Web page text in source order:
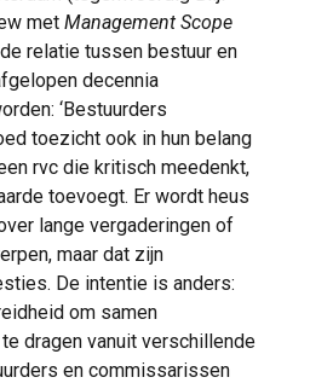
te plaatsen. De
blijft belangrijk, maar er
op de adviesrol komen te
interview hield ze een
doorstroming in de rvc:
samenstelling van de
zou moeten
zo snel verandert.
een kwart van je
maximaal vier jaar
en daarna vervangen. Dan
expertise inbrengen die
is.’
met Management Scope
relatie tussen bestuur en
decennia
‘Bestuurders
toezicht ook in hun belang
rvc die kritisch meedenkt,
toevoegt. Er wordt heus
lange vergaderingen of
maar dat zijn
De intentie is anders:
om samen
dragen vanuit verschillende
en commissarissen